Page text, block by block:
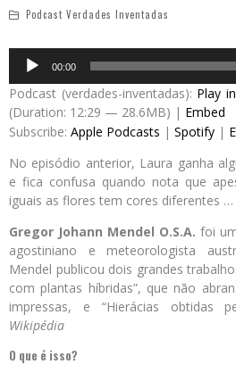
Podcast Verdades Inventadas
Audio
Player
00:00
Podcast (verdades-inventadas): Play
(Duration: 12:29 — 28.6MB) | Embed
Subscribe: Apple Podcasts | Spotify |
No episódio anterior, Laura ganha
e fica confusa quando nota que
iguais as flores tem cores diferentes …
Gregor Johann Mendel O.S.A. foi
agostiniano e meteorologista
Mendel publicou dois grandes
com plantas híbridas”, que não
impressas, e “Hierácias obtidas
Wikipédia
O que é isso?